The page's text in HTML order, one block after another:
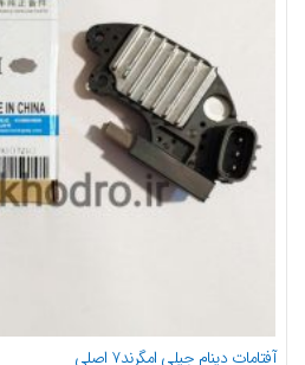
آفتامات دینام جیلی امگرند۷ اصلی